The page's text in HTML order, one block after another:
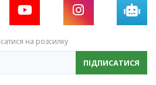
на розсилку
ПІДПИСАТИСЯ